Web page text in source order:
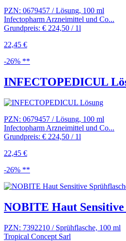
PZN: 0679457 / Lösung, 100 ml
Infectopharm Arzneimittel und Co...
Grundpreis: € 224,50 / 1l
22,45 €
-26% **
INFECTOPEDICUL
PZN: 0679457 / Lösung, 100 ml
Infectopharm Arzneimittel und Co...
Grundpreis: € 224,50 / 1l
22,45 €
-26% **
NOBITE Haut Sensitive
PZN: 7392210 / Sprühflasche, 100 ml
Tropical Concept Sarl